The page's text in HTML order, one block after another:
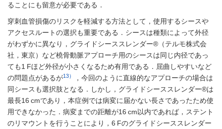
ることにも留意が必要である．
穿刺血管損傷のリスクを軽減する方法として，使用するシースや
アクセスルートの選択も重要である．シースは種類によって外径
がわずかに異なり，グライドシーススレンダー®（テルモ株式会
社，東京）など橈骨動脈アプローチ用のシースは同じ内径であっ
ても1 Fほど外径が小さくなるため有用である．屈曲しやすいなど
の問題点があるが13）
，今回のように直線的なアプローチの場合は
同シースも選択肢となる．しかし，グライドシーススレンダー®は
最長16 cmであり，本症例では病変に届かない長さであったため使
用できなかった．病変までの距離が16 cm以内であれば，ステント
のリマウントを行うことにより，6 Fのグライドシーススレンダー